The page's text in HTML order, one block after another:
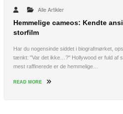
Alle Artikler
Hemmelige cameos: Kendte
storfilm
Har du nogensinde siddet i biografmørket,
tænkt: "Var det ikke…?" Hollywood er fuld af
mest raffinerede er de hemmelige…
READ MORE